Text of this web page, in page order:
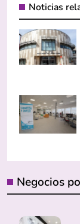
Noticias
Negocios